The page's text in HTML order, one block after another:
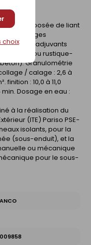
choix
composée de liant
de charges
et d'adjuvants
rustique ou rustique-
Granulométrie
/ calage : 2,6 à
finition : 10,0 à 11,0
Dosage en eau :
à la réalisation du
(ITE) Pariso PSE-
isolants, pour la
(sous-enduit), et la
ou mécanique
pour le sous-